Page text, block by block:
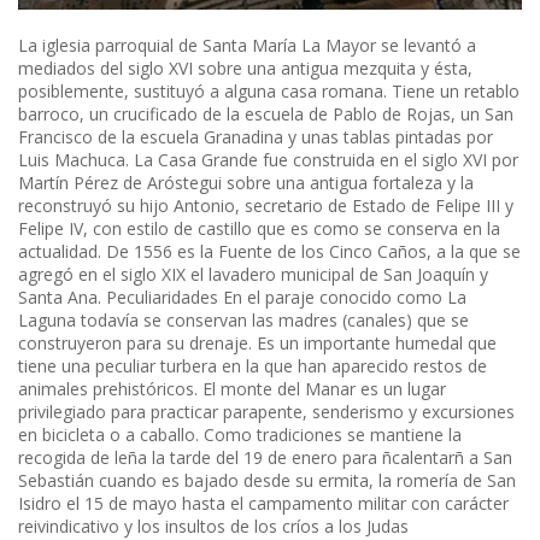
La iglesia parroquial de Santa María La Mayor se levantó a
mediados del siglo XVI sobre una antigua mezquita y ésta,
posiblemente, sustituyó a alguna casa romana. Tiene un retablo
barroco, un crucificado de la escuela de Pablo de Rojas, un San
Francisco de la escuela Granadina y unas tablas pintadas por
Luis Machuca. La Casa Grande fue construida en el siglo XVI por
Martín Pérez de Aróstegui sobre una antigua fortaleza y la
reconstruyó su hijo Antonio, secretario de Estado de Felipe III y
Felipe IV, con estilo de castillo que es como se conserva en la
actualidad. De 1556 es la Fuente de los Cinco Caños, a la que se
agregó en el siglo XIX el lavadero municipal de San Joaquín y
Santa Ana. Peculiaridades En el paraje conocido como La
Laguna todavía se conservan las madres (canales) que se
construyeron para su drenaje. Es un importante humedal que
tiene una peculiar turbera en la que han aparecido restos de
animales prehistóricos. El monte del Manar es un lugar
privilegiado para practicar parapente, senderismo y excursiones
en bicicleta o a caballo. Como tradiciones se mantiene la
recogida de leña la tarde del 19 de enero para ñcalentarñ a San
Sebastián cuando es bajado desde su ermita, la romería de San
Isidro el 15 de mayo hasta el campamento militar con carácter
reivindicativo y los insultos de los críos a los Judas